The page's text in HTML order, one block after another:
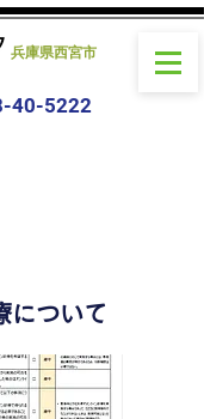
兵庫県西宮市
40-5222
について